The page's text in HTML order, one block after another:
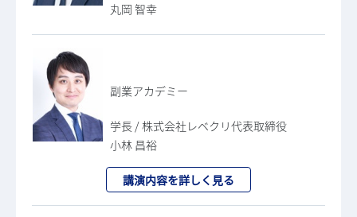
丸岡 智幸
副業アカデミー
学長 / 株式会社レベクリ代表取締役
小林 昌裕
講演内容を詳しく見る